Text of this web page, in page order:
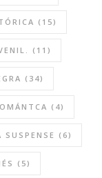
(15)
(11)
(34)
(4)
SUSPENSE (6)
(5)